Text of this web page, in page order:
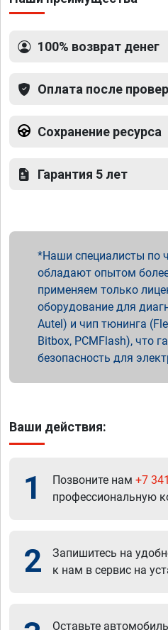
100% возврат денег
Оплата после
Сохранение ресурса
Гарантия 5 лет
Наши специалисты по
обладают опытом
применяем только
оборудование для
Autel) и чип тюнинга
Bitbox, PCMFlash), что
безопасность для
Ваши действия:
1 Позвоните нам +7
профессиональную
2
Запишитесь на
к нам в сервис на
Оставьте